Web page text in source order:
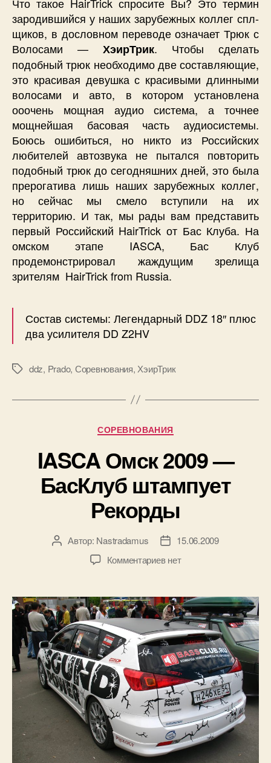
зародившийся у наших зарубежных коллег спл-
щиков, в дословном переводе означает Трюк с
Волосами — ХэирТрик. Чтобы сделать
подобный трюк необходимо две составляющие,
это красивая девушка с красивыми длинными
волосами и авто, в котором установлена
ооочень мощная аудио система, а точнее
мощнейшая басовая часть аудиосистемы.
Боюсь ошибиться, но никто из Российских
любителей автозвука не пытался повторить
подобный трюк до сегодняшних дней, это была
прерогатива лишь наших зарубежных коллег,
но сейчас мы смело вступили на их
территорию. И так, мы рады вам представить
первый Российский HairTrick от Бас Клуба. На
омском этапе IASCA, Бас Клуб
продемонстрировал жаждущим зрелища
зрителям HairTrick from Russia.
Состав системы: Легендарный DDZ 18″ плюс
два усилителя DD Z2HV
Меткиddz, Prado, Соревнования, ХэирТрик
Рубрики
СОРЕВНОВАНИЯ
IASCA Омск 2009 —
БасКлуб штампует
Рекорды
АвторАвтор: Nastradamus
Дата15.06.2009
Комментариевк
Омск
2009
—
БасКлуб
штампует
Рекорды
нет